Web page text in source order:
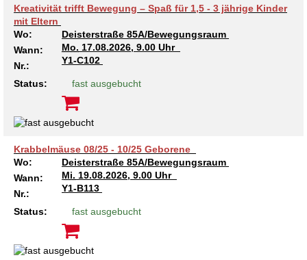
Kreativität trifft Bewegung – Spaß für 1,5 - 3 jährige Kinder
mit Eltern
Wo:
Deisterstraße 85A/Bewegungsraum
Wann:
Mo. 17.08.2026, 9.00 Uhr
Nr.:
Y1-C102
Status: fast ausgebucht
Krabbelmäuse 08/25 - 10/25 Geborene
Wo:
Deisterstraße 85A/Bewegungsraum
Wann:
Mi. 19.08.2026, 9.00 Uhr
Nr.:
Y1-B113
Status: fast ausgebucht